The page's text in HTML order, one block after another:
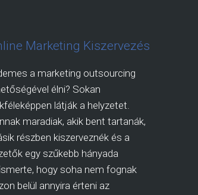
Marketing Kiszervezés
a marketing outsourcing
élni? Sokan
látják a helyzetet.
maradiak, akik bent tartanák,
részben kiszerveznék és a
egy szűkebb hányada
hogy soha nem fognak
belül annyira érteni az